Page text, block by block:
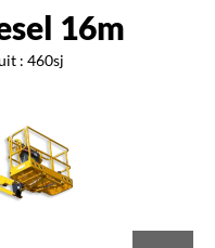
16m
: 460sj